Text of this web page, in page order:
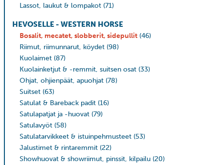
Lassot, laukut & lompakot (71)
HEVOSELLE - WESTERN HORSE
Bosalit, mecatet, slobberit, sidepullit (46)
Riimut, riimunnarut, köydet (98)
Kuolaimet (87)
Kuolainketjut & -remmit, suitsen osat (33)
Ohjat, ohjienpäät, apuohjat (78)
Suitset (63)
Satulat & Bareback padit (16)
Satulapatjat ja -huovat (79)
Satulavyöt (58)
Satulatarvikkeet & istuinpehmusteet (53)
Jalustimet & rintaremmit (22)
Showhuovat & showriimut, pinssit, kilpailu (20)